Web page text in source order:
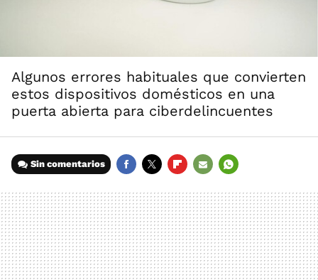
Algunos errores habituales que convierten
estos dispositivos domésticos en una
puerta abierta para ciberdelincuentes
Sin comentarios
MAIL